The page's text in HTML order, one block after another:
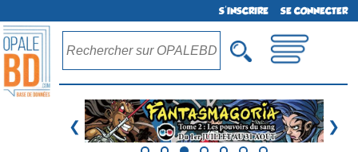
S'INSCRIRE SE CONNECTER
❮ ❯